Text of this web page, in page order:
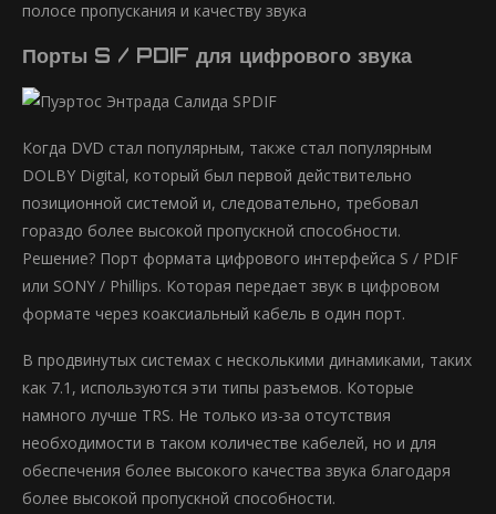
полосе пропускания и качеству звука
Порты S / PDIF для цифрового звука
Когда DVD стал популярным, также стал популярным
DOLBY Digital, который был первой действительно
позиционной системой и, следовательно, требовал
гораздо более высокой пропускной способности.
Решение? Порт формата цифрового интерфейса S / PDIF
или SONY / Phillips. Которая передает звук в цифровом
формате через коаксиальный кабель в один порт.
В продвинутых системах с несколькими динамиками, таких
как 7.1, используются эти типы разъемов. Которые
намного лучше TRS. Не только из-за отсутствия
необходимости в таком количестве кабелей, но и для
обеспечения более высокого качества звука благодаря
более высокой пропускной способности.